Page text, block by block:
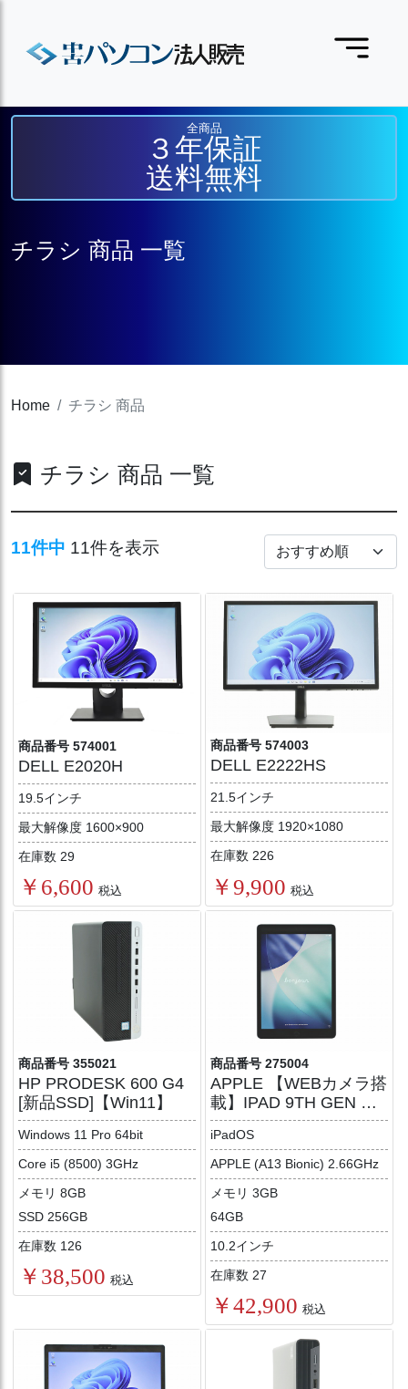
チラシ 商品 一覧
全商品
３年保証
送料無料
Home チラシ 商品
チラシ 商品 一覧
11件中 11件を表示
商品番号 574001
DELL E2020H
19.5インチ
最大解像度 1600×900
在庫数 29
￥6,600 税込
商品番号 574003
DELL E2222HS
21.5インチ
最大解像度 1920×1080
在庫数 226
￥9,900 税込
商品番号 355021
HP PRODESK 600 G4
[新品SSD]【Win11】
Windows 11 Pro 64bit
Core i5 (8500) 3GHz
メモリ 8GB
SSD 256GB
在庫数 126
￥38,500 税込
商品番号 275004
APPLE 【WEBカメラ搭
載】IPAD 9TH GEN WI-
FI 64GB
iPadOS
APPLE (A13 Bionic) 2.66GHz
メモリ 3GB
64GB
10.2インチ
在庫数 27
￥42,900 税込